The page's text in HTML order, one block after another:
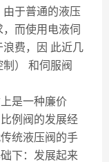
于普通的液压
而使用电液伺
费，因 此近几
） 和伺服阀
是一种廉价
例阀的发展经
统液压阀的手
下：发展起来